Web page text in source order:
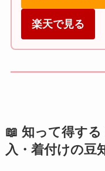
楽天で見る
📖 知って得す
入・着付けの豆